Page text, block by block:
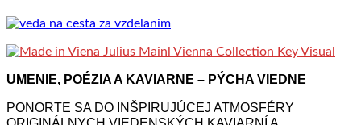
UMENIE, POÉZIA A KAVIARNE – PÝCHA VIEDNE
PONORTE SA DO INŠPIRUJÚCEJ ATMOSFÉRY